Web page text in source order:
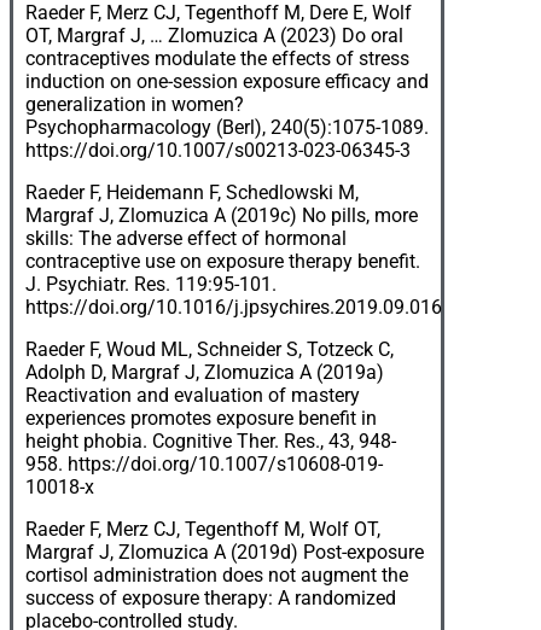
Raeder F, Merz CJ, Tegenthoff M, Dere E, Wolf
OT, Margraf J, … Zlomuzica A (2023) Do oral
contraceptives modulate the effects of stress
induction on one-session exposure efficacy and
generalization in women?
Psychopharmacology (Berl), 240(5):1075-1089.
https://doi.org/10.1007/s00213-023-06345-3
Raeder F, Heidemann F, Schedlowski M,
Margraf J, Zlomuzica A (2019c) No pills, more
skills: The adverse effect of hormonal
contraceptive use on exposure therapy benefit.
J. Psychiatr. Res. 119:95-101.
https://doi.org/10.1016/j.jpsychires.2019.09.016
Raeder F, Woud ML, Schneider S, Totzeck C,
Adolph D, Margraf J, Zlomuzica A (2019a)
Reactivation and evaluation of mastery
experiences promotes exposure benefit in
height phobia. Cognitive Ther. Res., 43, 948-
958. https://doi.org/10.1007/s10608-019-
10018-x
Raeder F, Merz CJ, Tegenthoff M, Wolf OT,
Margraf J, Zlomuzica A (2019d) Post-exposure
cortisol administration does not augment the
success of exposure therapy: A randomized
placebo-controlled study.